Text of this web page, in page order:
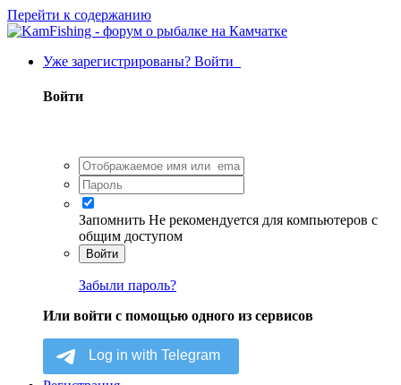
Перейти к содержанию
Уже зарегистрированы? Войти
Войти
Запомнить Не рекомендуется для компьютеров с
общим доступом
Войти
Забыли пароль?
Или войти с помощью одного из сервисов